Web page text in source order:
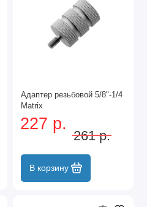
инструментов
со
подходящую
Адаптер резьбовой 5/8"-1/4
Matrix
227 р.
261 р.
В корзину